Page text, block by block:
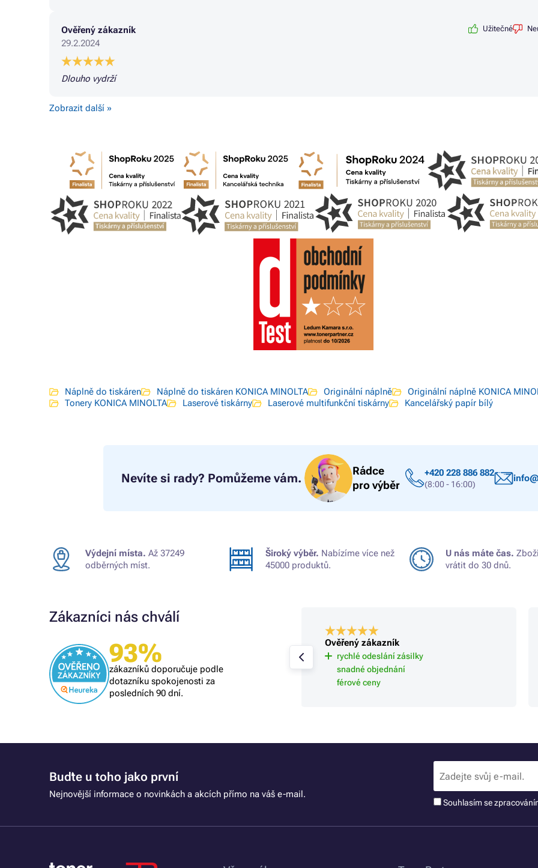
Ověřený zákazník
29.2.2024
Užitečné
Dlouho vydrží
Zobrazit další »
Náplně do tiskáren Náplně do tiskáren KONICA MINOLTA Originální náplně
Originální náplně KONICA
Tonery KONICA MINOLTA
Laserové tiskárny Laserové multifunkční tiskárny Kancelářský papír bílý
Nevíte si rady? Pomůžeme vám.
Rádce
pro výběr
+420 228 886 882
(8:00 - 16:00)
Výdejní místa. Až 37249
odběrných míst.
Široký výběr. Nabízíme více než
45000 produktů.
U nás máte čas.
vrátit do 30 dnů.
Zákazníci nás chválí
93%
zákazníků doporučuje podle
dotazníku spokojenosti za
posledních 90 dní.
Ověřený zákazník
Všechno proběhlo k mé spokojenosti
Ověřený zákazník
rychlé odeslání zásilky
snadné objednání
férové ceny
Buďte u toho jako první
Nejnovější informace o novinkách a akcích přímo na váš e-mail.
Souhlasím se